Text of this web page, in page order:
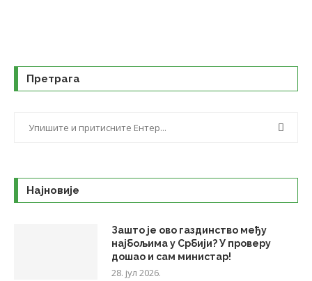
Претрага
Најновије
Зашто је ово газдинство међу
најбољима у Србији? У проверу
дошао и сам министар!
28. јул 2026.